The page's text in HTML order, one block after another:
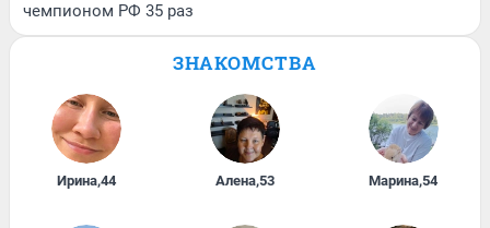
чемпионом РФ 35 раз
ЗНАКОМСТВА
Ирина,44 Алена,53 Марина,54